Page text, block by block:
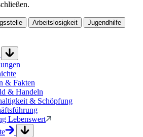
Arbeitslosigkeit
Jugendhilfe
& Fakten
& Handeln
& Schöpfung
Lebenswert